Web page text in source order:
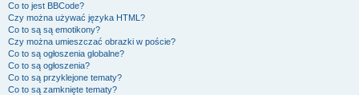
Co to jest BBCode?
Czy można używać języka HTML?
Co to są są emotikony?
Czy można umieszczać obrazki w poście?
Co to są ogłoszenia globalne?
Co to są ogłoszenia?
Co to są przyklejone tematy?
Co to są zamknięte tematy?